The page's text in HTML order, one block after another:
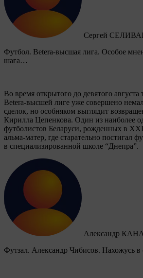
Сергей
Футбол. Betera-высшая лига. Особое
шага…
Во время открытого до девятого августа
Betera-высшей лиге уже совершено
сделок, но особняком выглядит
Кирилла Цепенкова. Один из наиболее
футболистов Беларуси, рожденных в XXI
альма-матер, где старательно постигал
в специализированной школе “Днепра”.
Александр
Футзал. Александр Чибисов. Нахожусь в